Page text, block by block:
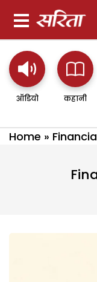
ऑडियो कहानी
Home »